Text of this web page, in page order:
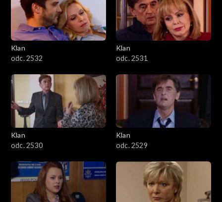
Klan
odc. 2532
Klan
odc. 2531
Klan
odc. 2530
Klan
odc. 2529